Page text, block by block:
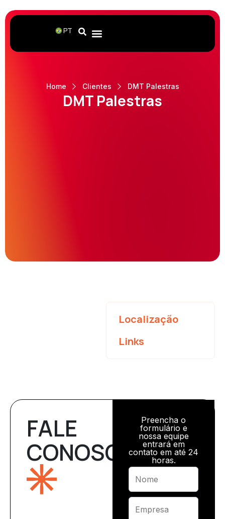
PT
Home Clientes DMT Palestras
DMT Palestras
Localização
Links
FALE
CONOSCO
Preencha o
formulário e
nossa equipe
entrará em
contato em até 24
horas.